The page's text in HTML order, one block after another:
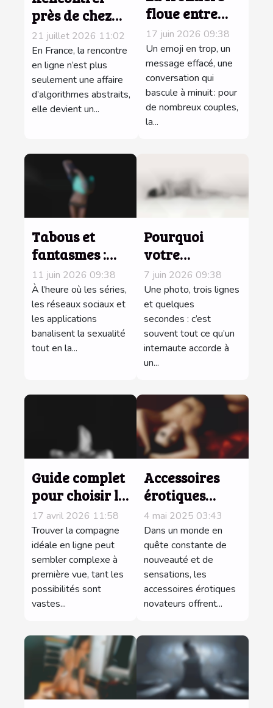
près de chez
soi : la
puissance
insoupçonnée
des outils de
géolocalisation
21 juillet 2026 11:02
En France, la rencontre
en ligne n’est plus
seulement une affaire
d’algorithmes abstraits,
elle devient un...
floue entre
flirt virtuel et
infidélité
réelle :
enquête sur
une tendance
17 juin 2026 09:38
Un emoji en trop, un
message effacé, une
conversation qui
bascule à minuit : pour
de nombreux couples,
la...
Tabous et
fantasmes :
pourquoi en
discuter rend
les relations
adultes plus
authentiques
11 juin 2026 09:38
À l’heure où les séries,
les réseaux sociaux et
les applications
banalisent la sexualité
tout en la...
Pourquoi
votre
première
impression sur
les profils
change tout en
ligne
7 juin 2026 09:38
Une photo, trois lignes
et quelques
secondes : c’est
souvent tout ce qu’un
internaute accorde à
un...
Guide complet
pour choisir la
compagne
idéale en ligne
17 avril 2026 11:58
Trouver la compagne
idéale en ligne peut
sembler complexe à
première vue, tant les
possibilités sont
vastes...
Accessoires
érotiques
novateurs
pour une
expérience
sexuelle
améliorée
4 mai 2025 03:43
Dans un monde en
quête constante de
nouveauté et de
sensations, les
accessoires érotiques
novateurs offrent...